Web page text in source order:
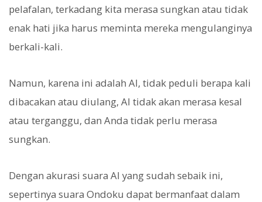
pelafalan, terkadang kita merasa sungkan atau tidak
enak hati jika harus meminta mereka mengulanginya
berkali-kali.
Namun, karena ini adalah AI, tidak peduli berapa kali
dibacakan atau diulang, AI tidak akan merasa kesal
atau terganggu, dan Anda tidak perlu merasa
sungkan.
Dengan akurasi suara AI yang sudah sebaik ini,
sepertinya suara Ondoku dapat bermanfaat dalam